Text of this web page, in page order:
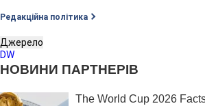
Редакційна політика
Джерело
DW